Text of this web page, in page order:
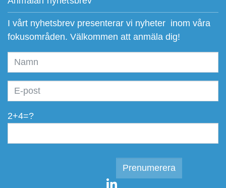
I vårt nyhetsbrev presenterar vi nyheter inom våra
fokusområden. Välkommen att anmäla dig!
2+4=?